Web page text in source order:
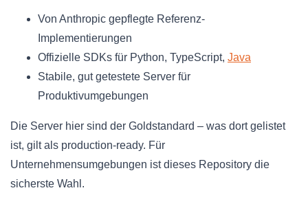
Von Anthropic gepflegte Referenz-
Implementierungen
Offizielle SDKs für Python, TypeScript, Java
Stabile, gut getestete Server für
Produktivumgebungen
Die Server hier sind der Goldstandard – was dort gelistet
ist, gilt als production-ready. Für
Unternehmensumgebungen ist dieses Repository die
sicherste Wahl.